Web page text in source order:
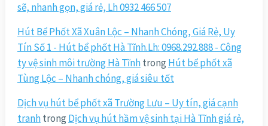
sẽ, nhanh gọn, giá rẻ, Lh 0932 466 507
Hút Bể Phốt Xã Xuân Lộc – Nhanh Chóng, Giá Rẻ, Uy
Tín Số 1 - Hút bể phốt Hà Tĩnh.Lh: 0968.292.888 - Công
ty vệ sinh môi trường Hà Tĩnhtrong Hút bể phốt xã
Tùng Lộc – Nhanh chóng, giá siêu tốt
Dịch vụ hút bể phốt xã Trường Lưu – Uy tín, giá cạnh
tranhtrong Dịch vụ hút hầm vệ sinh tại Hà Tĩnh giá rẻ,